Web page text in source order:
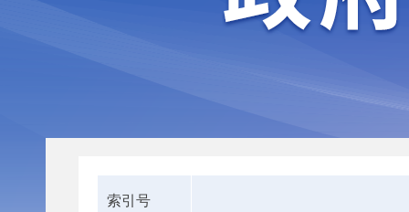
索引号